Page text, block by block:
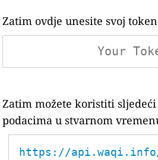
Zatim ovdje unesite svoj
Zatim možete koristiti sljedeći
podacima u stvarnom
https://api.waqi.info/